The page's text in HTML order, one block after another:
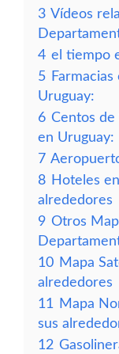
3 Vídeos
4 el tiempo
5
Uruguay:
6 Centos de
en Uruguay:
7
8 Hoteles
alrededores
9 Otros
10 Mapa
alrededores
11
Mapa
sus
12